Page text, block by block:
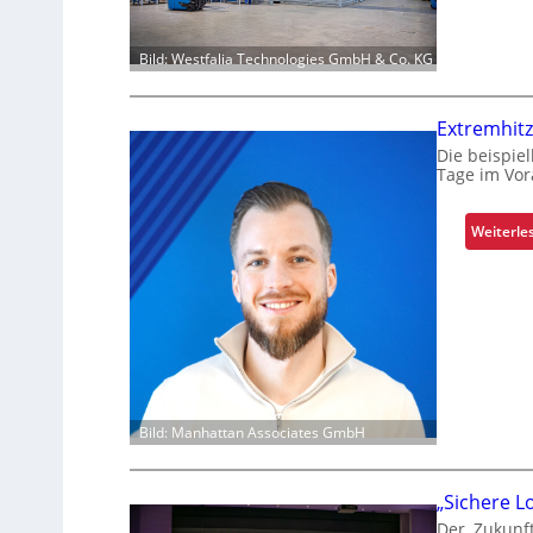
Bild: Westfalia Technologies GmbH & Co. KG
Bild: Manhattan Associates GmbH
Die
Tage im
„Sichere